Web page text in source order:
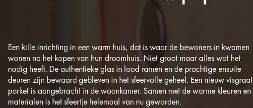
Een kille inrichting in een warm huis, dat is waar de bewoners in kwamen
wonen na het kopen van hun droomhuis. Niet groot maar alles wat het
nodig heeft. De authentieke glas in lood ramen en de prachtige ensuite
deuren zijn bewaard gebleven in het sfeervolle geheel. Een nieuw visgraat
parket is aangebracht in de woonkamer. Samen met de warme kleuren en
materialen is het sfeertje helemaal van nu geworden.